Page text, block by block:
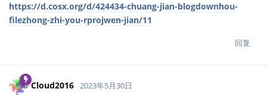
https://d.cosx.org/d/424434-chuang-jian-blogdownhou-
filezhong-zhi-you-rprojwen-jian/11
回复
Cloud2016 2023年5月30日